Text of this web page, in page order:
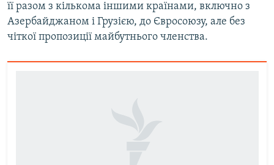
її разом з кількома іншими країнами, включно з
Азербайджаном і Грузією, до Євросоюзу, але без
чіткої пропозиції майбутнього членства.